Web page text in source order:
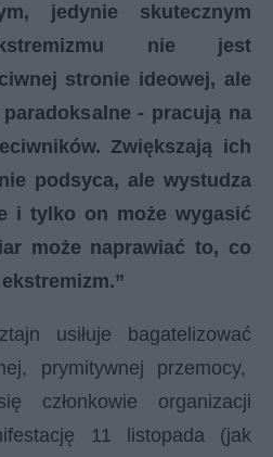
jedynie skutecznym
nie jest
stronie ideowej, ale
- pracują na
Zwiększają ich
podsyca, ale wystudza
i tylko on może wygasić
może naprawiać to, co
usiłuje bagatelizować
prymitywnej przemocy,
członkowie organizacji
11 listopada (jak